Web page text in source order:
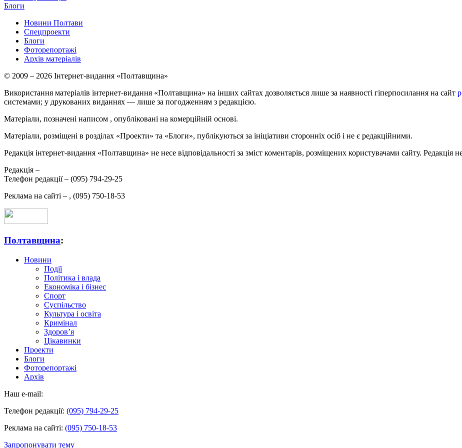
Блоги
Новини Полтави
Спецпроекти
Блоги
Фоторепортажі
Архів матеріалів
© 2009 – 2026 Інтернет-видання «Полтавщина»
Використання матеріалів інтернет-видання «Полтавщина» на інших сайтах дозволяється лише за наявності гіперпосилання на сайт
системами; у друкованих виданнях — лише за погодженням з редакцією.
Матеріали, позначені написом , опубліковані на комерційній основі.
Матеріали, розміщені в розділах «Проекти» та «Блоги», публікуються за ініціативи сторонніх осіб і не є редакційними.
Редакція інтернет-видання «Полтавщина» не несе відповідальності за зміст коментарів, розміщених користувачами сайту. Редакція
Редакція –
Телефон редакції – (095) 794-29-25
Реклама на сайті – , (095) 750-18-53
Полтавщина:
Новини
Події
Політика і влада
Економіка і бізнес
Спорт
Суспільство
Культура і освіта
Кримінал
Здоров’я
Цікавинки
Проекти
Блоги
Фоторепортажі
Архів
Наш e-mail:
Телефон редакції: (095) 794-29-25
Реклама на сайті: (095) 750-18-53
Запропонувати тему